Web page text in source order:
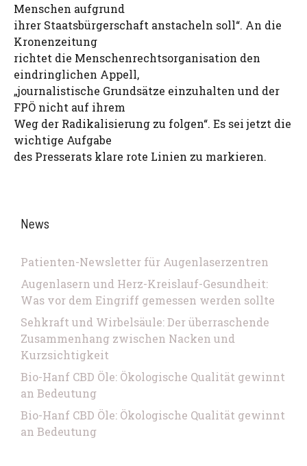
Menschen aufgrund
ihrer Staatsbürgerschaft anstacheln soll“. An die
Kronenzeitung
richtet die Menschenrechtsorganisation den
eindringlichen Appell,
„journalistische Grundsätze einzuhalten und der
FPÖ nicht auf ihrem
Weg der Radikalisierung zu folgen“. Es sei jetzt die
wichtige Aufgabe
des Presserats klare rote Linien zu markieren.
News
Patienten-Newsletter für Augenlaserzentren
Augenlasern und Herz-Kreislauf-Gesundheit:
Was vor dem Eingriff gemessen werden sollte
Sehkraft und Wirbelsäule: Der überraschende
Zusammenhang zwischen Nacken und
Kurzsichtigkeit
Bio-Hanf CBD Öle: Ökologische Qualität gewinnt
an Bedeutung
Bio-Hanf CBD Öle: Ökologische Qualität gewinnt
an Bedeutung